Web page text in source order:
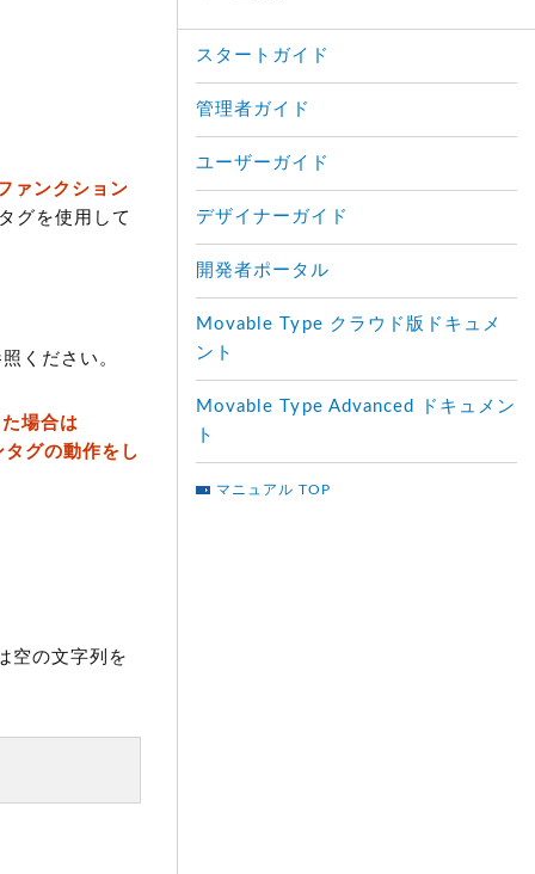
ァンクション
グを使用して
ください。
場合は
グの動作をし
空の文字列を
スタートガイド
管理者ガイド
ユーザーガイド
デザイナーガイド
開発者ポータル
Movable Type クラウド版ドキュメ
ント
Movable Type Advanced ドキュメン
ト
マニュアル TOP